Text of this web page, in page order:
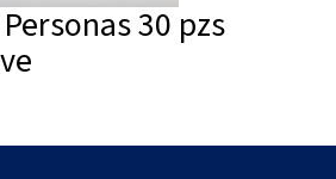
30 pzs